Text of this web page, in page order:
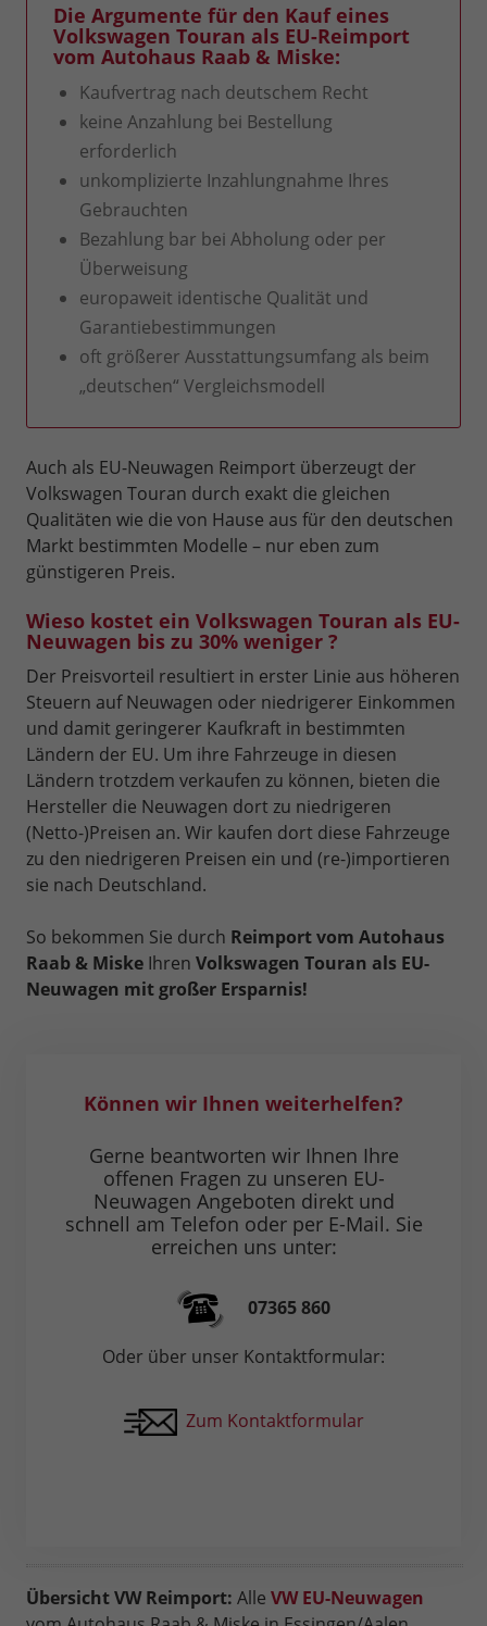
Die Argumente für den Kauf eines
Volkswagen Touran als EU-Reimport
vom Autohaus Raab & Miske:
Kaufvertrag nach deutschem Recht
keine Anzahlung bei Bestellung
erforderlich
unkomplizierte Inzahlungnahme Ihres
Gebrauchten
Bezahlung bar bei Abholung oder per
Überweisung
europaweit identische Qualität und
Garantiebestimmungen
oft größerer Ausstattungsumfang als beim
„deutschen“ Vergleichsmodell
Auch als EU-Neuwagen Reimport überzeugt der
Volkswagen Touran durch exakt die gleichen
Qualitäten wie die von Hause aus für den deutschen
Markt bestimmten Modelle – nur eben zum
günstigeren Preis.
Wieso kostet ein Volkswagen Touran als EU-
Neuwagen bis zu 30% weniger ?
Der Preisvorteil resultiert in erster Linie aus höheren
Steuern auf Neuwagen oder niedrigerer Einkommen
und damit geringerer Kaufkraft in bestimmten
Ländern der EU. Um ihre Fahrzeuge in diesen
Ländern trotzdem verkaufen zu können, bieten die
Hersteller die Neuwagen dort zu niedrigeren
(Netto-)Preisen an. Wir kaufen dort diese Fahrzeuge
zu den niedrigeren Preisen ein und (re-)importieren
sie nach Deutschland.
So bekommen Sie durch Reimport vom Autohaus
Raab & Miske Ihren Volkswagen Touran als EU-
Neuwagen mit großer Ersparnis!
Können wir Ihnen weiterhelfen?
Gerne beantworten wir Ihnen Ihre
offenen Fragen zu unseren EU-
Neuwagen Angeboten direkt und
schnell am Telefon oder per E-Mail. Sie
erreichen uns unter:
07365 860
Oder über unser Kontaktformular:
Zum Kontaktformular
Übersicht VW Reimport: Alle VW EU-Neuwagen